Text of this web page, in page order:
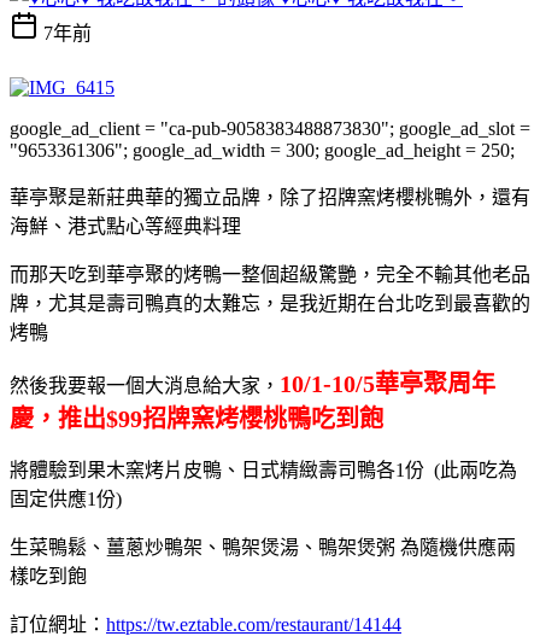
7年前
google_ad_client = "ca-pub-9058383488873830"; google_ad_slot =
"9653361306"; google_ad_width = 300; google_ad_height = 250;
華亭聚是新莊典華的獨立品牌，除了招牌窯烤櫻桃鴨外，還有
海鮮、港式點心等經典料理
而那天吃到華亭聚的烤鴨一整個超級驚艷，完全不輸其他老品
牌，尤其是壽司鴨真的太難忘，是我近期在台北吃到最喜歡的
烤鴨
然後我要報一個大消息給大家， 10/1-10/5華亭聚周年
慶，推出$99招牌窯烤櫻桃鴨吃到飽
將體驗到果木窯烤片皮鴨、日式精緻壽司鴨各1份 (此兩吃為
固定供應1份)
生菜鴨鬆、薑蔥炒鴨架、鴨架煲湯、鴨架煲粥 為隨機供應兩
樣吃到飽
訂位網址： https://tw.eztable.com/restaurant/14144